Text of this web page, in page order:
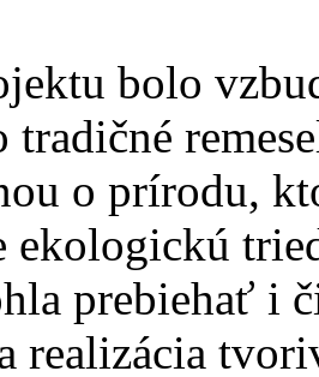
bolo
o prírodu,
ekologickú
prebiehať i
realizácia